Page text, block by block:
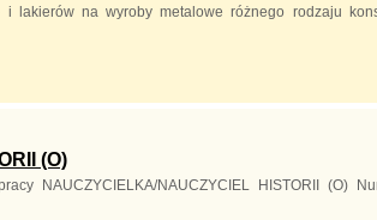
lakierów na wyroby metalowe różnego rodzaju
(O)
NAUCZYCIELKA/NAUCZYCIEL HISTORII (O)